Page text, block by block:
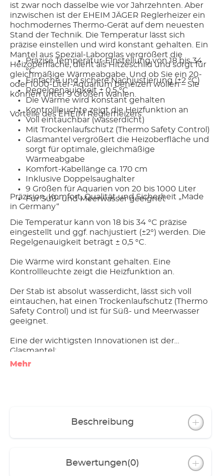
ist zwar noch dasselbe wie vor Jahrzehnten. Aber
inzwischen ist der EHEIM JÄGER Reglerheizer ein
hochmodernes Thermo-Gerät auf dem neuesten
Stand der Technik. Die Temperatur lässt sich
präzise einstellen und wird konstant gehalten. Ein
Mantel aus Spezial-Laborglas vergrößert die
Heizoberfläche, dient als Hitzeschild und sorgt für
gleichmäßige Wärmeabgabe. Und ob Sie ein 20-
oder 1000-Liter-Aquarium beheizen wollen – Sie
können unter 9 Größen wählen.
Vorteile des EHEIM Reglerheizers
Präzise Temperatur-Einstellung von 18 bis 34
°C
Einfache und sichere Nachjustierung (±2 °C)
Regelgenauigkeit ± 0,5 °C
Die Wärme wird konstant gehalten
Kontrollleuchte zeigt die Heizfunktion an
Voll eintauchbar (wasserdicht)
Mit Trockenlaufschutz (Thermo Safety Control)
Glasmantel vergrößert die Heizoberfläche und
sorgt für optimale, gleichmäßige
Wärmeabgabe
Komfort-Kabellänge ca. 170 cm
Inklusive Doppelsaughalter
9 Größen für Aquarien von 20 bis 1000 Liter
Für Süß- und Meerwasser geeignet
Präzision, Komfort, Qualität und Sicherheit „Made
in Germany“
Die Temperatur kann von 18 bis 34 °C präzise
eingestellt und ggf. nachjustiert (±2°) werden. Die
Regelgenauigkeit beträgt ± 0,5 °C.
Die Wärme wird konstant gehalten. Eine
Kontrollleuchte zeigt die Heizfunktion an.
Der Stab ist absolut wasserdicht, lässt sich voll
eintauchen, hat einen Trockenlaufschutz (Thermo
Safety Control) und ist für Süß- und Meerwasser
geeignet.
Eine der wichtigsten Innovationen ist der
Glasmantel:
- Er vergrößert die Heizoberfläche,
Der Mantel besteht aus Spezial-Laborglas. Dieses
wurde für Forschungszwecke geschaffen. Deshalb
abgegeben werden könnten. Chemische und
biologische Substanzen greifen es nicht an.
Mehr
Beschreibung
Bewertungen(0)